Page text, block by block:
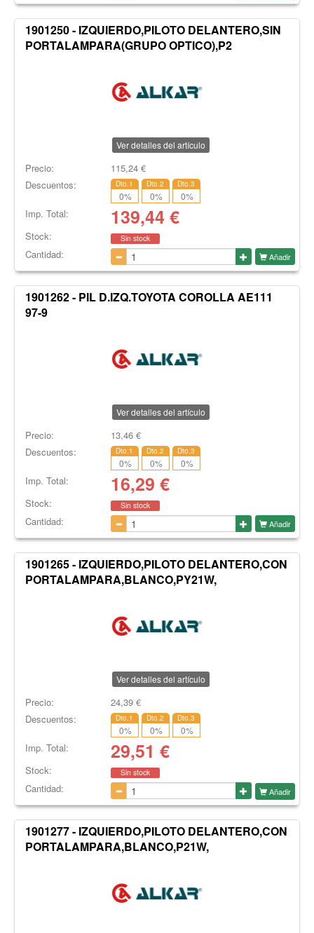
1901250 - IZQUIERDO,PILOTO DELANTERO,SIN
PORTALAMPARA(GRUPO OPTICO),P2
Ver detalles del artículo
Precio: 115,24€
Descuentos:
Dto.1
0%
Dto.2
0%
Dto.3
0%
Imp. Total: 139,44 €
Stock: Sin stock
Cantidad: Añadir
1901262 - PIL D.IZQ.TOYOTA COROLLA AE111
97-9
Ver detalles del artículo
Precio: 13,46€
Descuentos:
Dto.1
0%
Dto.2
0%
Dto.3
0%
Imp. Total: 16,29 €
Stock: Sin stock
Cantidad: Añadir
1901265 - IZQUIERDO,PILOTO DELANTERO,CON
PORTALAMPARA,BLANCO,PY21W,
Ver detalles del artículo
Precio: 24,39€
Descuentos:
Dto.1
0%
Dto.2
0%
Dto.3
0%
Imp. Total: 29,51 €
Stock: Sin stock
Cantidad: Añadir
1901277 - IZQUIERDO,PILOTO DELANTERO,CON
PORTALAMPARA,BLANCO,P21W,